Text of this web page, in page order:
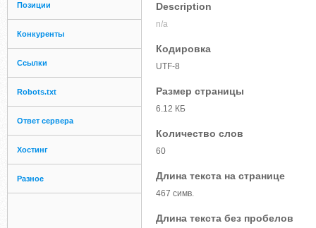
Позиции
Конкуренты
Ссылки
Robots.txt
Ответ сервера
Хостинг
Разное
Description
n/a
Кодировка
UTF-8
Размер страницы
6.12 КБ
Количество слов
60
Длина текста на странице
467 симв.
Длина текста без пробелов